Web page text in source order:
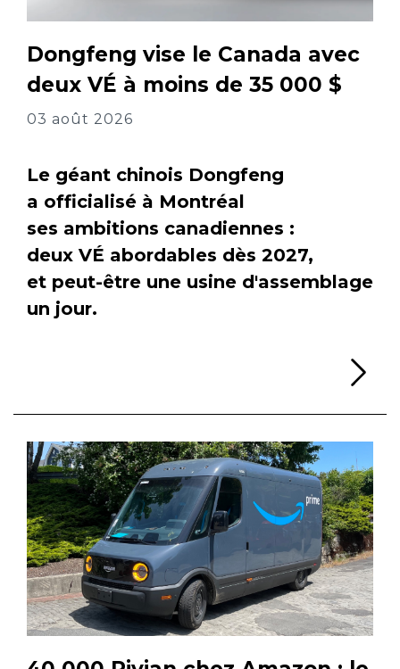
Dongfeng vise le Canada avec
deux VÉ à moins de 35 000 $
03 août 2026
Le géant chinois Dongfeng
a officialisé à Montréal
ses ambitions canadiennes :
deux VÉ abordables dès 2027,
et peut-être une usine d'assemblage
un jour.